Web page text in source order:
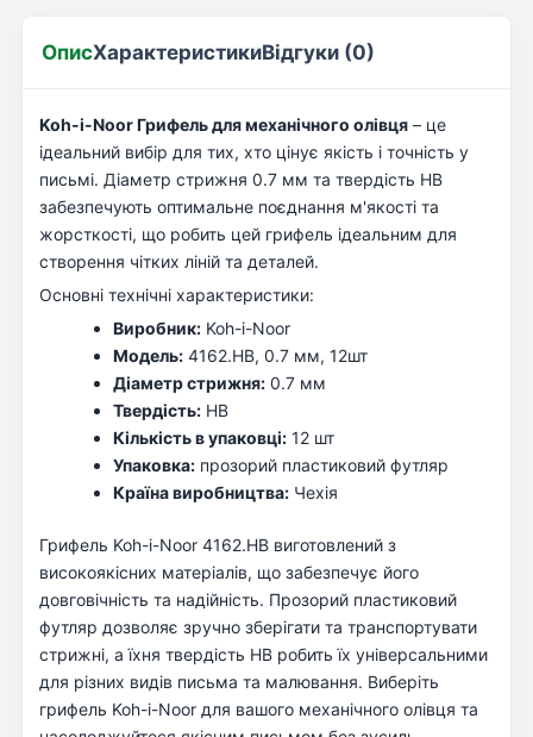
ОписХарактеристикиВідгуки (0)
Koh-i-Noor Грифель для механічного олівця – це
ідеальний вибір для тих, хто цінує якість і точність у
письмі. Діаметр стрижня 0.7 мм та твердість HB
забезпечують оптимальне поєднання м'якості та
жорсткості, що робить цей грифель ідеальним для
створення чітких ліній та деталей.
Основні технічні характеристики:
Виробник: Koh-i-Noor
Модель: 4162.HB, 0.7 мм, 12шт
Діаметр стрижня: 0.7 мм
Твердість: HB
Кількість в упаковці: 12 шт
Упаковка: прозорий пластиковий футляр
Країна виробництва: Чехія
Грифель Koh-i-Noor 4162.HB виготовлений з
високоякісних матеріалів, що забезпечує його
довговічність та надійність. Прозорий пластиковий
футляр дозволяє зручно зберігати та транспортувати
стрижні, а їхня твердість HB робить їх універсальними
для різних видів письма та малювання. Виберіть
грифель Koh-i-Noor для вашого механічного олівця та